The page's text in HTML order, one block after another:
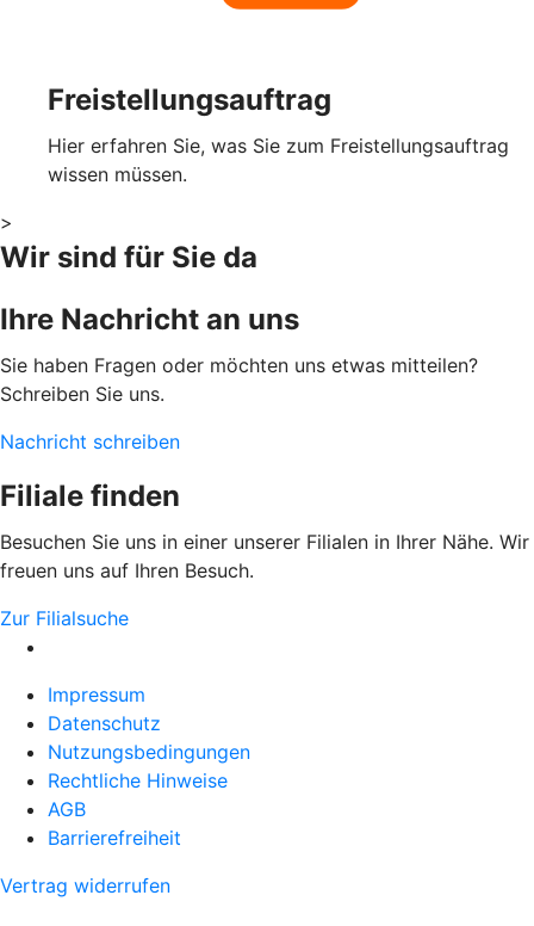
Freistellungsauftrag
Hier erfahren Sie, was Sie zum Freistellungsauftrag
wissen müssen.
>
Wir sind für Sie da
Ihre Nachricht an uns
Sie haben Fragen oder möchten uns etwas mitteilen?
Schreiben Sie uns.
Nachricht schreiben
Filiale finden
Besuchen Sie uns in einer unserer Filialen in Ihrer Nähe. Wir
freuen uns auf Ihren Besuch.
Zur Filialsuche
Impressum
Datenschutz
Nutzungsbedingungen
Rechtliche Hinweise
AGB
Barrierefreiheit
Vertrag widerrufen